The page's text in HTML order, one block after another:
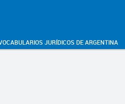
JURÍDICOS DE ARGENTINA